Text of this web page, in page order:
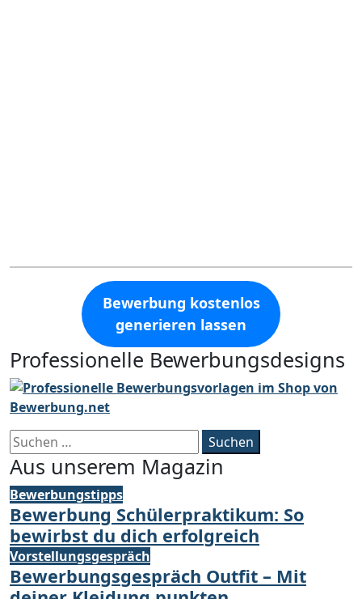
Bewerbung kostenlos
generieren lassen
Professionelle Bewerbungsdesigns
Suchen
nach:
Aus unserem Magazin
Bewerbungstipps
Bewerbung Schülerpraktikum: So
bewirbst du dich erfolgreich
Vorstellungsgespräch
Bewerbungsgespräch Outfit – Mit